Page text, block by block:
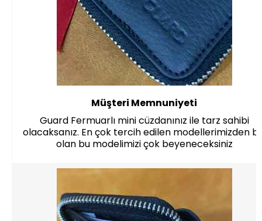
Müşteri Memnuniyeti
Guard Fermuarlı mini cüzdanınız ile tarz sahibi
olacaksanız. En çok tercih edilen modellerimizden
olan bu modelimizi çok beyeneceksiniz